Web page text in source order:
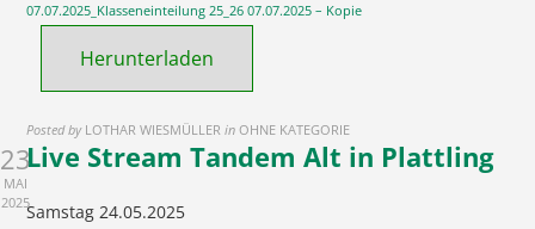
07.07.2025_Klasseneinteilung 25_26 07.07.2025 – Kopie
Herunterladen
Posted by LOTHAR WIESMÜLLER in OHNE KATEGORIE
23
MAI
2025
Live Stream Tandem Alt in Plattling
Samstag 24.05.2025